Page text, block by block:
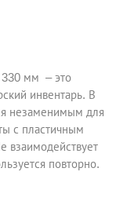
330 мм – это
инвентарь. В
незаменимым для
с пластичным
взаимодействует
повторно.